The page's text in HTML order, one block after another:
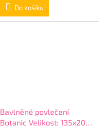
Do košíku
Bavlněné povlečení
Botanic Velikost: 135x200